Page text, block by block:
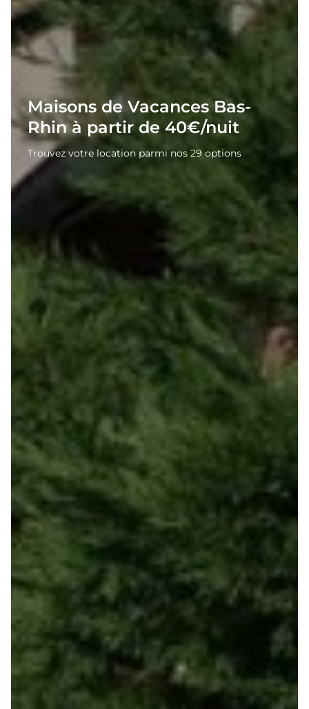
Maisons de Vacances Bas-
Rhin à partir de 40€/nuit
Trouvez votre location parmi nos 29 options